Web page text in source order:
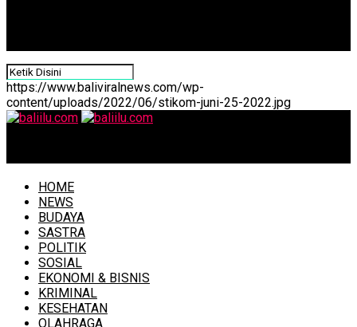
https://www.baliviralnews.com/wp-
content/uploads/2022/06/stikom-juni-25-2022.jpg
HOME
NEWS
BUDAYA
SASTRA
POLITIK
SOSIAL
EKONOMI & BISNIS
KRIMINAL
KESEHATAN
OLAHRAGA